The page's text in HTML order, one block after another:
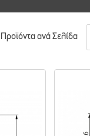
Προϊόντα ανά Σελίδα